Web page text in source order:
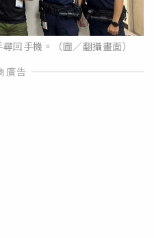
回手機。（圖／翻攝畫面）